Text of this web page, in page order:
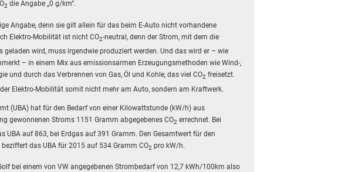
2 die Angabe „0 g/km“.
Angabe, denn sie gilt allein für das beim E-Auto nicht vorhandene
Elektro-Mobilität ist nicht CO2-neutral, denn der Strom, mit dem die
geladen wird, muss irgendwie produziert werden. Und das wird er – wie
– in einem Mix aus emissionsarmen Erzeugungsmethoden wie Wind-,
und durch das Verbrennen von Gas, Öl und Kohle, das viel CO2 freisetzt.
Elektro-Mobilität somit nicht mehr am Auto, sondern am Kraftwerk.
(UBA) hat für den Bedarf von einer Kilowattstunde (kW/h) aus
gewonnenen Stroms 1151 Gramm abgegebenes CO2 errechnet. Bei
UBA auf 863, bei Erdgas auf 391 Gramm. Den Gesamtwert für den
das UBA für 2015 auf 534 Gramm CO2 pro kW/h.
bei einem von VW angegebenen Strombedarf von 12,7 kWh/100km also